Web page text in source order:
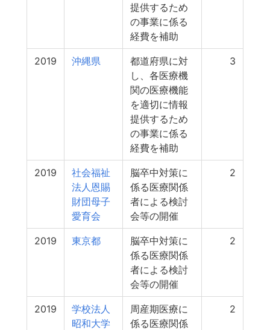
提供するため
の事業に係る
経費を補助
2019 沖縄県
都道府県に対
し、各医療機
関の医療機能
を適切に情報
提供するため
の事業に係る
経費を補助
3
2019
社会福祉
法人恩賜
財団母子
愛育会
脳卒中対策に
係る医療関係
者による検討
会等の開催
2
2019 東京都
脳卒中対策に
係る医療関係
者による検討
会等の開催
2
2019
学校法人
昭和大学
周産期医療に
係る医療関係
2